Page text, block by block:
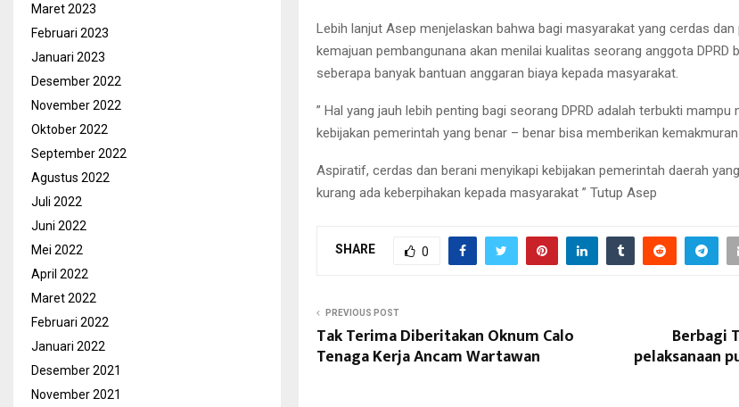
Lebih lanjut Asep menjelaskan bahwa bagi masyarakat yang cerdas dan
kemajuan pembangunana akan menilai kualitas seorang anggota DPRD
seberapa banyak bantuan anggaran biaya kepada masyarakat.
” Hal yang jauh lebih penting bagi seorang DPRD adalah terbukti
kebijakan pemerintah yang benar – benar bisa memberikan
Aspiratif, cerdas dan berani menyikapi kebijakan pemerintah daerah
kurang ada keberpihakan kepada masyarakat ” Tutup Asep
SHARE 0
PREVIOUS POST
Tak Terima Diberitakan Oknum Calo
Tenaga Kerja Ancam Wartawan
Berbagi
pelaksanaan
Maret 2023
Februari 2023
Januari 2023
Desember 2022
November 2022
Oktober 2022
September 2022
Agustus 2022
Juli 2022
Juni 2022
Mei 2022
April 2022
Maret 2022
Februari 2022
Januari 2022
Desember 2021
November 2021